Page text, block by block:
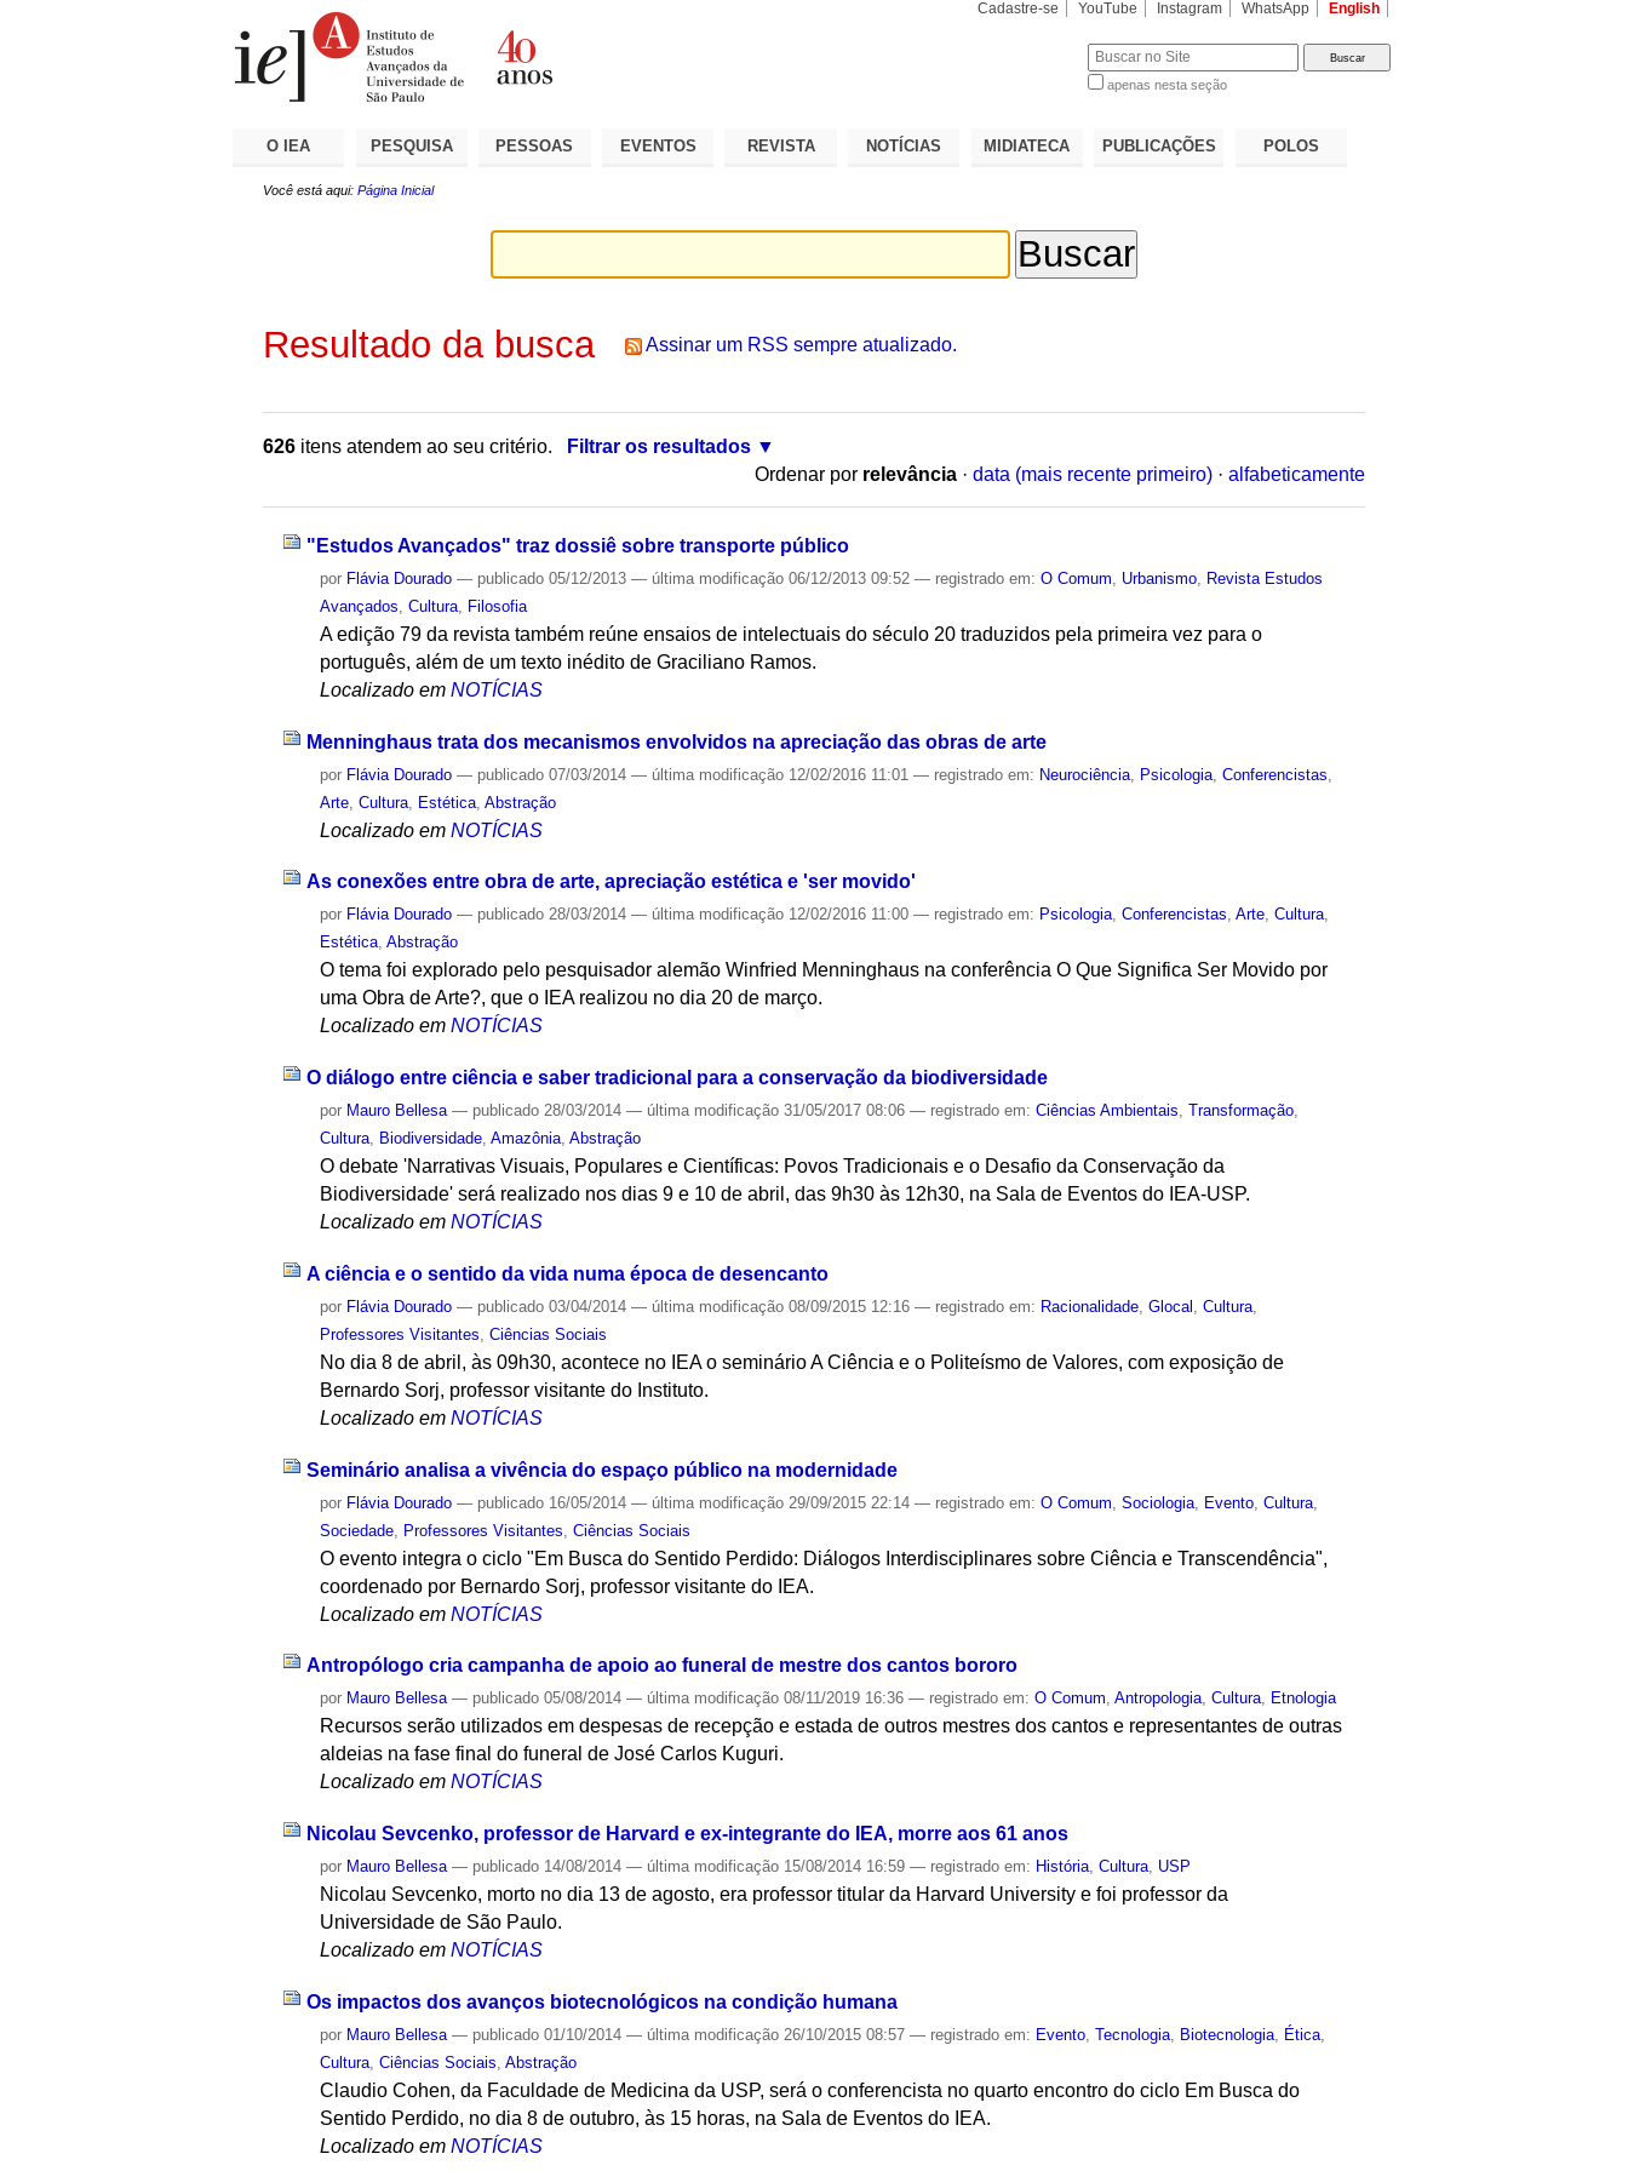
Cadastre-se YouTube Instagram WhatsApp English
apenas nesta seção
O IEA PESQUISA PESSOAS EVENTOS REVISTA NOTÍCIAS MIDIATECA PUBLICAÇÕES POLOS
Você está aqui: Página Inicial
Resultado da busca Assinar um RSS sempre atualizado.
626 itens atendem ao seu critério.
Filtrar os resultados
Ordenar por relevância · data (mais recente primeiro) · alfabeticamente
"Estudos Avançados" traz dossiê sobre transporte público
por Flávia Dourado — publicado 05/12/2013— última modificação 06/12/2013 09:52— registrado em:O Comum Urbanismo
Revista Estudos
Avançados ,Cultura Filosofia
A edição 79 da revista também reúne ensaios de intelectuais do século 20 traduzidos pela primeira vez para o
português, além de um texto inédito de Graciliano Ramos.
Localizado em NOTÍCIAS
Menninghaus trata dos mecanismos envolvidos na apreciação das obras de arte
por Flávia Dourado — publicado 07/03/2014— última modificação 12/02/2016 11:01— registrado em: Neurociência Psicologia ,Conferencistas
Arte ,Cultura Estética ,Abstração
Localizado em NOTÍCIAS
As conexões entre obra de arte, apreciação estética e 'ser movido'
por Flávia Dourado — publicado 28/03/2014— última modificação 12/02/2016 11:00— registrado em: Psicologia,Conferencistas,Arte,Cultura,
Estética,Abstração
O tema foi explorado pelo pesquisador alemão Winfried Menninghaus na conferência O Que Significa Ser Movido por
uma Obra de Arte?, que o IEA realizou no dia 20 de março.
Localizado em NOTÍCIAS
O diálogo entre ciência e saber tradicional para a conservação da biodiversidade
por Mauro Bellesa — publicado 28/03/2014— última modificação 31/05/2017 08:06— registrado em:Ciências Ambientais,Transformação,
Cultura, Biodiversidade,Amazônia,Abstração
O debate 'Narrativas Visuais, Populares e Científicas: Povos Tradicionais e o Desafio da Conservação da
Biodiversidade' será realizado nos dias 9 e 10 de abril, das 9h30 às 12h30, na Sala de Eventos do IEA-USP.
Localizado em NOTÍCIAS
A ciência e o sentido da vida numa época de desencanto
por Flávia Dourado — publicado 03/04/2014— última modificação 08/09/2015 12:16— registrado em: Racionalidade ,Glocal ,Cultura
Professores Visitantes ,Ciências Sociais
No dia 8 de abril, às 09h30, acontece no IEA o seminário A Ciência e o Politeísmo de Valores, com exposição de
Bernardo Sorj, professor visitante do Instituto.
Localizado em NOTÍCIAS
Seminário analisa a vivência do espaço público na modernidade
por Flávia Dourado — publicado 16/05/2014— última modificação 29/09/2015 22:14— registrado em:O Comum ,Sociologia Evento ,Cultura
Sociedade Professores Visitantes ,Ciências Sociais
O evento integra o ciclo "Em Busca do Sentido Perdido: Diálogos Interdisciplinares sobre Ciência e Transcendência",
coordenado por Bernardo Sorj, professor visitante do IEA.
Localizado em NOTÍCIAS
Antropólogo cria campanha de apoio ao funeral de mestre dos cantos bororo
por Mauro Bellesa — publicado 05/08/2014— última modificação 08/11/2019 16:36— registrado em:O Comum,Antropologia,Cultura, Etnologia
Recursos serão utilizados em despesas de recepção e estada de outros mestres dos cantos e representantes de outras
aldeias na fase final do funeral de José Carlos Kuguri.
Localizado em NOTÍCIAS
Nicolau Sevcenko, professor de Harvard e ex-integrante do IEA, morre aos 61 anos
por Mauro Bellesa — publicado 14/08/2014— última modificação 15/08/2014 16:59— registrado em: História ,Cultura USP
Nicolau Sevcenko, morto no dia 13 de agosto, era professor titular da Harvard University e foi professor da
Universidade de São Paulo.
Localizado em NOTÍCIAS
Os impactos dos avanços biotecnológicos na condição humana
por Mauro Bellesa — publicado 01/10/2014— última modificação 26/10/2015 08:57— registrado em: Evento ,Tecnologia Biotecnologia Ética
Cultura ,Ciências Sociais ,Abstração
Claudio Cohen, da Faculdade de Medicina da USP, será o conferencista no quarto encontro do ciclo Em Busca do
Sentido Perdido, no dia 8 de outubro, às 15 horas, na Sala de Eventos do IEA.
Localizado em NOTÍCIAS